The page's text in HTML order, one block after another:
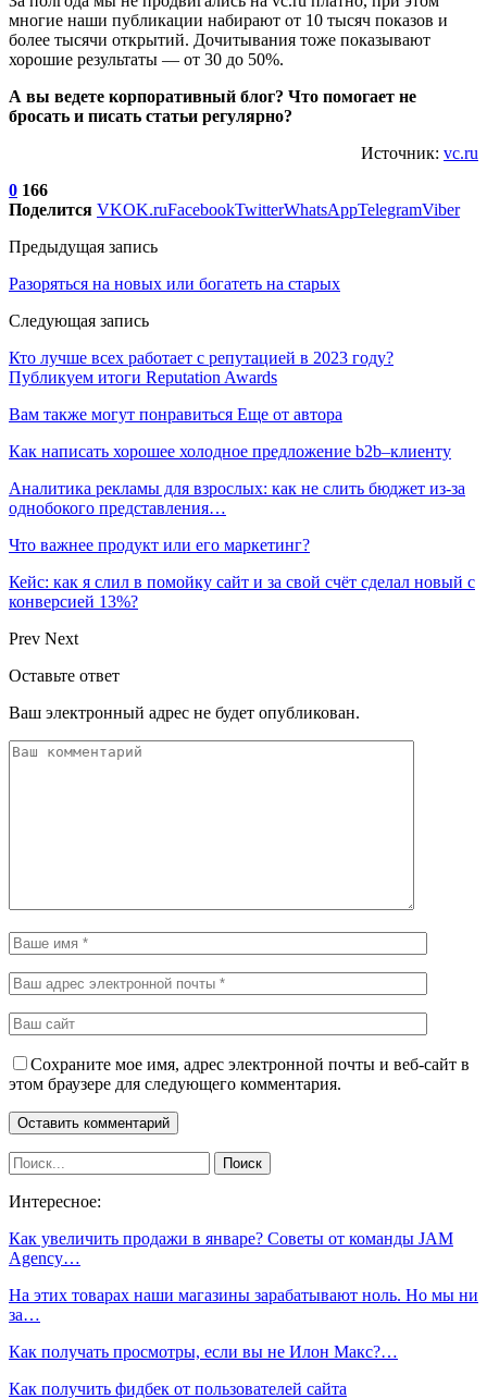
многие наши публикации набирают от 10 тысяч показов и
более тысячи открытий. Дочитывания тоже показывают
хорошие результаты — от 30 до 50%.
А вы ведете корпоративный блог? Что помогает не
бросать и писать статьи регулярно?
Источник: vc.ru
0 166
Поделится VKOK.ruFacebookTwitterWhatsAppTelegramViber
Предыдущая запись
Разоряться на новых или богатеть на старых
Следующая запись
Кто лучше всех работает с репутацией в 2023 году?
Публикуем итоги Reputation Awards
Вам также могут понравиться Еще от автора
Как написать хорошее холодное предложение b2b–клиенту
Аналитика рекламы для взрослых: как не слить бюджет из-за
однобокого представления…
Что важнее продукт или его маркетинг?
Кейс: как я слил в помойку сайт и за свой счёт сделал новый с
конверсией 13%?
Prev Next
Оставьте ответ
Ваш электронный адрес не будет опубликован.
Сохраните мое имя, адрес электронной почты и веб-сайт в
этом браузере для следующего комментария.
Интересное:
Как увеличить продажи в январе? Советы от команды JAM
Agency…
На этих товарах наши магазины зарабатывают ноль. Но мы ни
за…
Как получать просмотры, если вы не Илон Макс?…
Как получить фидбек от пользователей сайта